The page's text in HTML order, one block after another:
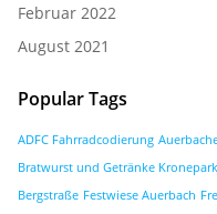
Februar 2022
August 2021
Popular Tags
ADFC Fahrradcodierung
Bratwurst und Getränke Kronepark
Bergstraße Festwiese Auerbach